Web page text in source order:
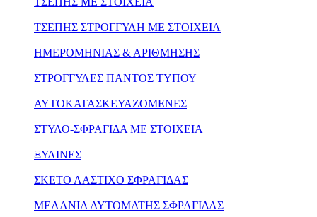
ΤΣΕΠΗΣ ΣΤΡΟΓΓΥΛΗ ΜΕ ΣΤΟΙΧΕΙΑ
ΗΜΕΡΟΜΗΝΙΑΣ & ΑΡΙΘΜΗΣΗΣ
ΣΤΡΟΓΓΥΛΕΣ ΠΑΝΤΟΣ ΤΥΠΟΥ
ΑΥΤΟΚΑΤΑΣΚΕΥΑΖΟΜΕΝΕΣ
ΣΤΥΛΟ-ΣΦΡΑΓΙΔΑ ΜΕ ΣΤΟΙΧΕΙΑ
ΞΥΛΙΝΕΣ
ΣΚΕΤΟ ΛΑΣΤΙΧΟ ΣΦΡΑΓΙΔΑΣ
ΜΕΛΑΝΙΑ ΑΥΤΟΜΑΤΗΣ ΣΦΡΑΓΙΔΑΣ